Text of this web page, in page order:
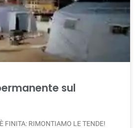
sul
FINITA: RIMONTIAMO LE TENDE!